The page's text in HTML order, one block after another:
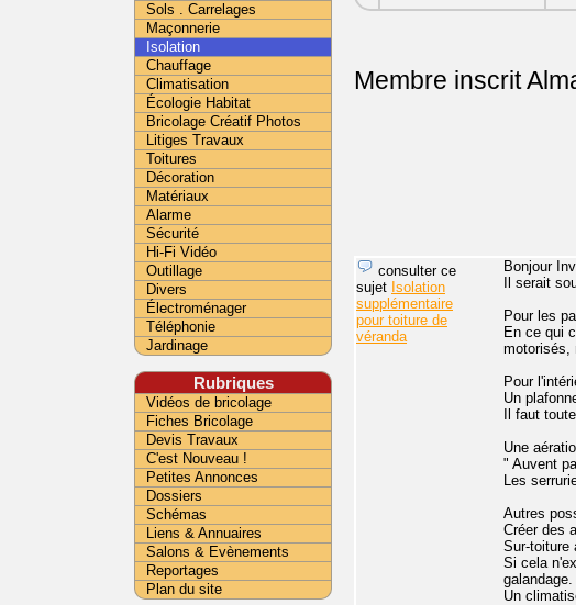
Membre inscrit
Bonjour
Il serait
Pour les
En ce qui
motorisés,
Pour
Un
Il faut
Une
" Auvent
Les
Autres
Créer des
Sur-toiture
Si cela
galandage.
Un
consulter ce
sujet Isolation
supplémentaire
pour toiture de
véranda
Sols . Carrelages
Maçonnerie
Isolation
Chauffage
Climatisation
Écologie Habitat
Bricolage Créatif Photos
Litiges Travaux
Toitures
Décoration
Matériaux
Alarme
Sécurité
Hi-Fi Vidéo
Outillage
Divers
Électroménager
Téléphonie
Jardinage
Rubriques
Vidéos de bricolage
Fiches Bricolage
Devis Travaux
C'est Nouveau !
Petites Annonces
Dossiers
Schémas
Liens & Annuaires
Salons & Evènements
Reportages
Plan du site